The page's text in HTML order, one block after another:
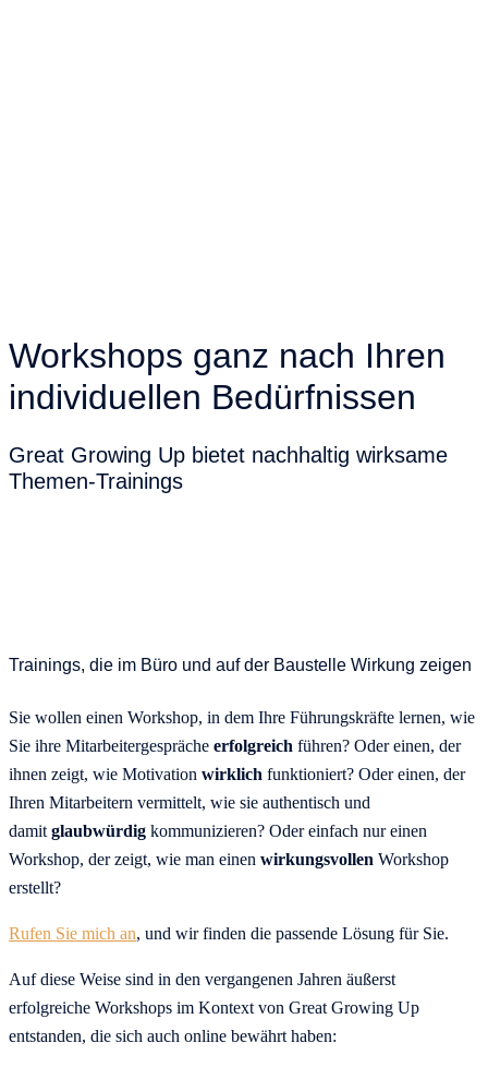
Workshops ganz nach Ihren
individuellen Bedürfnissen
Great Growing Up bietet nachhaltig wirksame
Themen-Trainings
Trainings, die im Büro und auf der Baustelle Wirkung zeigen
Sie wollen einen Workshop, in dem Ihre Führungskräfte lernen, wie
Sie ihre Mitarbeitergespräche erfolgreich führen? Oder einen, der
ihnen zeigt, wie Motivation wirklich funktioniert? Oder einen, der
Ihren Mitarbeitern vermittelt, wie sie authentisch und
damit glaubwürdig kommunizieren? Oder einfach nur einen
Workshop, der zeigt, wie man einen wirkungsvollen Workshop
erstellt?
Rufen Sie mich an, und wir finden die passende Lösung für Sie.
Auf diese Weise sind in den vergangenen Jahren äußerst
erfolgreiche Workshops im Kontext von Great Growing Up
entstanden, die sich auch online bewährt haben: